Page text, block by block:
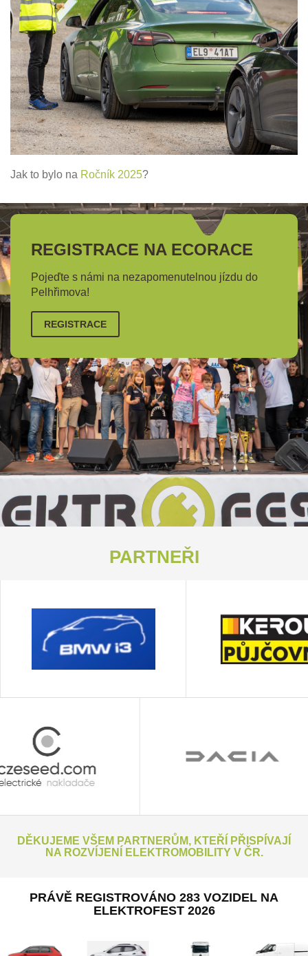
Jak to bylo na Ročník 2025?
REGISTRACE NA ECORACE
Pojeďte s námi na nezapomenutelnou jízdu do
Pelhřimova!
REGISTRACE
PARTNEŘI
DĚKUJEME VŠEM PARTNERŮM, KTEŘÍ PŘISPÍVAJÍ
NA ROZVÍJENÍ ELEKTROMOBILITY V ČR.
PRÁVĚ REGISTROVÁNO 283 VOZIDEL NA
ELEKTROFEST 2026